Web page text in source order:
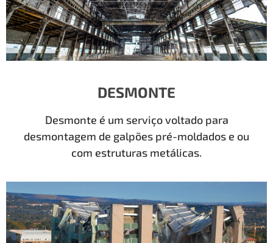
DESMONTE
Desmonte é um serviço voltado para
desmontagem de galpões pré-moldados e ou
com estruturas metálicas.